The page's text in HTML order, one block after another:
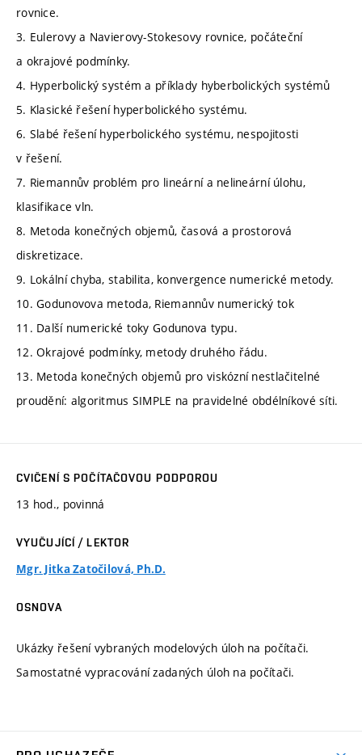
rovnice.
3. Eulerovy a Navierovy-Stokesovy rovnice, počáteční
a okrajové podmínky.
4. Hyperbolický systém a příklady hyberbolických systémů
5. Klasické řešení hyperbolického systému.
6. Slabé řešení hyperbolického systému, nespojitosti
v řešení.
7. Riemannův problém pro lineární a nelineární úlohu,
klasifikace vln.
8. Metoda konečných objemů, časová a prostorová
diskretizace.
9. Lokální chyba, stabilita, konvergence numerické metody.
10. Godunovova metoda, Riemannův numerický tok
11. Další numerické toky Godunova typu.
12. Okrajové podmínky, metody druhého řádu.
13. Metoda konečných objemů pro viskózní nestlačitelné
proudění: algoritmus SIMPLE na pravidelné obdélníkové síti.
CVIČENÍ S POČÍTAČOVOU PODPOROU
13 hod., povinná
VYUČUJÍCÍ / LEKTOR
Mgr. Jitka Zatočilová, Ph.D.
OSNOVA
Ukázky řešení vybraných modelových úloh na počítači.
Samostatné vypracování zadaných úloh na počítači.